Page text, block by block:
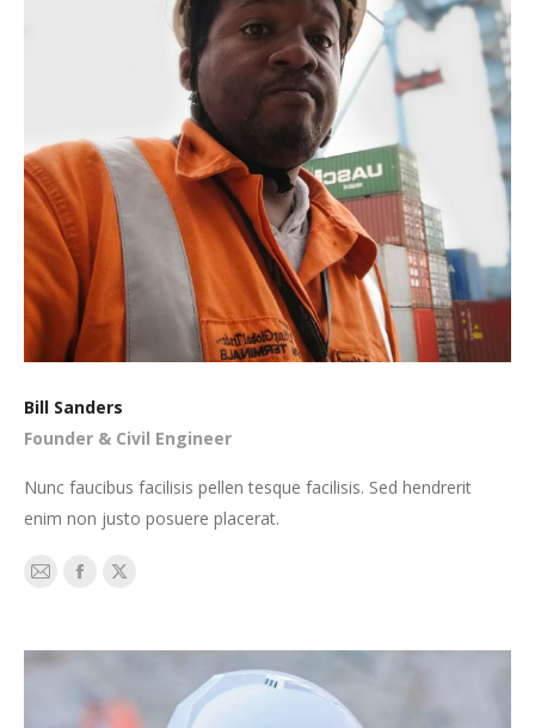
Bill Sanders
Founder & Civil Engineer
Nunc faucibus facilisis pellen tesque facilisis. Sed hendrerit
enim non justo posuere placerat.
E-
Facebook
X